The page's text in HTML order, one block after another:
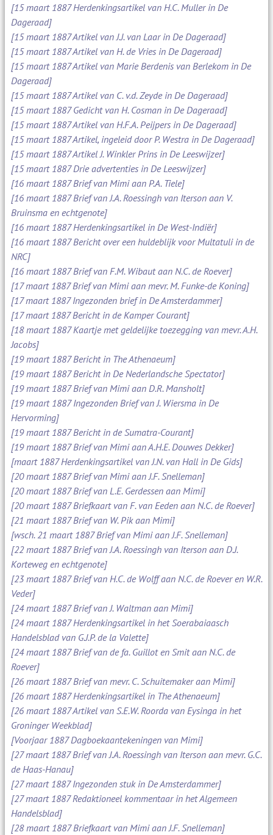
[15 maart 1887 Herdenkingsartikel van H.C. Muller in De
Dageraad]
[15 maart 1887 Artikel van J.J. van Laar in De Dageraad]
[15 maart 1887 Artikel van H. de Vries in De Dageraad]
[15 maart 1887 Artikel van Marie Berdenis van Berlekom in De
Dageraad]
[15 maart 1887 Artikel van C. v.d. Zeyde in De Dageraad]
[15 maart 1887 Gedicht van H. Cosman in De Dageraad]
[15 maart 1887 Artikel van H.F.A. Peijpers in De Dageraad]
[15 maart 1887 Artikel, ingeleid door P. Westra in De Dageraad]
[15 maart 1887 Artikel J. Winkler Prins in De Leeswijzer]
[15 maart 1887 Drie advertenties in De Leeswijzer]
[16 maart 1887 Brief van Mimi aan P.A. Tiele]
[16 maart 1887 Brief van J.A. Roessingh van Iterson aan V.
Bruinsma en echtgenote]
[16 maart 1887 Herdenkingsartikel in De West-Indiër]
[16 maart 1887 Bericht over een huldeblijk voor Multatuli in de
NRC]
[16 maart 1887 Brief van F.M. Wibaut aan N.C. de Roever]
[17 maart 1887 Brief van Mimi aan mevr. M. Funke-de Koning]
[17 maart 1887 Ingezonden brief in De Amsterdammer]
[17 maart 1887 Bericht in de Kamper Courant]
[18 maart 1887 Kaartje met geldelijke toezegging van mevr. A.H.
Jacobs]
[19 maart 1887 Bericht in The Athenaeum]
[19 maart 1887 Bericht in De Nederlandsche Spectator]
[19 maart 1887 Brief van Mimi aan D.R. Mansholt]
[19 maart 1887 Ingezonden Brief van J. Wiersma in De
Hervorming]
[19 maart 1887 Bericht in de Sumatra-Courant]
[19 maart 1887 Brief van Mimi aan A.H.E. Douwes Dekker]
[maart 1887 Herdenkingsartikel van J.N. van Hall in De Gids]
[20 maart 1887 Brief van Mimi aan J.F. Snelleman]
[20 maart 1887 Brief van L.E. Gerdessen aan Mimi]
[20 maart 1887 Briefkaart van F. van Eeden aan N.C. de Roever]
[21 maart 1887 Brief van W. Pik aan Mimi]
[wsch. 21 maart 1887 Brief van Mimi aan J.F. Snelleman]
[22 maart 1887 Brief van J.A. Roessingh van Iterson aan D.J.
Korteweg en echtgenote]
[23 maart 1887 Brief van H.C. de Wolff aan N.C. de Roever en W.R.
Veder]
[24 maart 1887 Brief van J. Waltman aan Mimi]
[24 maart 1887 Herdenkingsartikel in het Soerabaiaasch
Handelsblad van G.J.P. de la Valette]
[24 maart 1887 Brief van de fa. Guillot en Smit aan N.C. de
Roever]
[26 maart 1887 Brief van mevr. C. Schuitemaker aan Mimi]
[26 maart 1887 Herdenkingsartikel in The Athenaeum]
[26 maart 1887 Artikel van S.E.W. Roorda van Eysinga in het
Groninger Weekblad]
[Voorjaar 1887 Dagboekaantekeningen van Mimi]
[27 maart 1887 Brief van J.A. Roessingh van Iterson aan mevr. G.C.
de Haas-Hanau]
[27 maart 1887 Ingezonden stuk in De Amsterdammer]
[27 maart 1887 Redaktioneel kommentaar in het Algemeen
Handelsblad]
[28 maart 1887 Briefkaart van Mimi aan J.F. Snelleman]